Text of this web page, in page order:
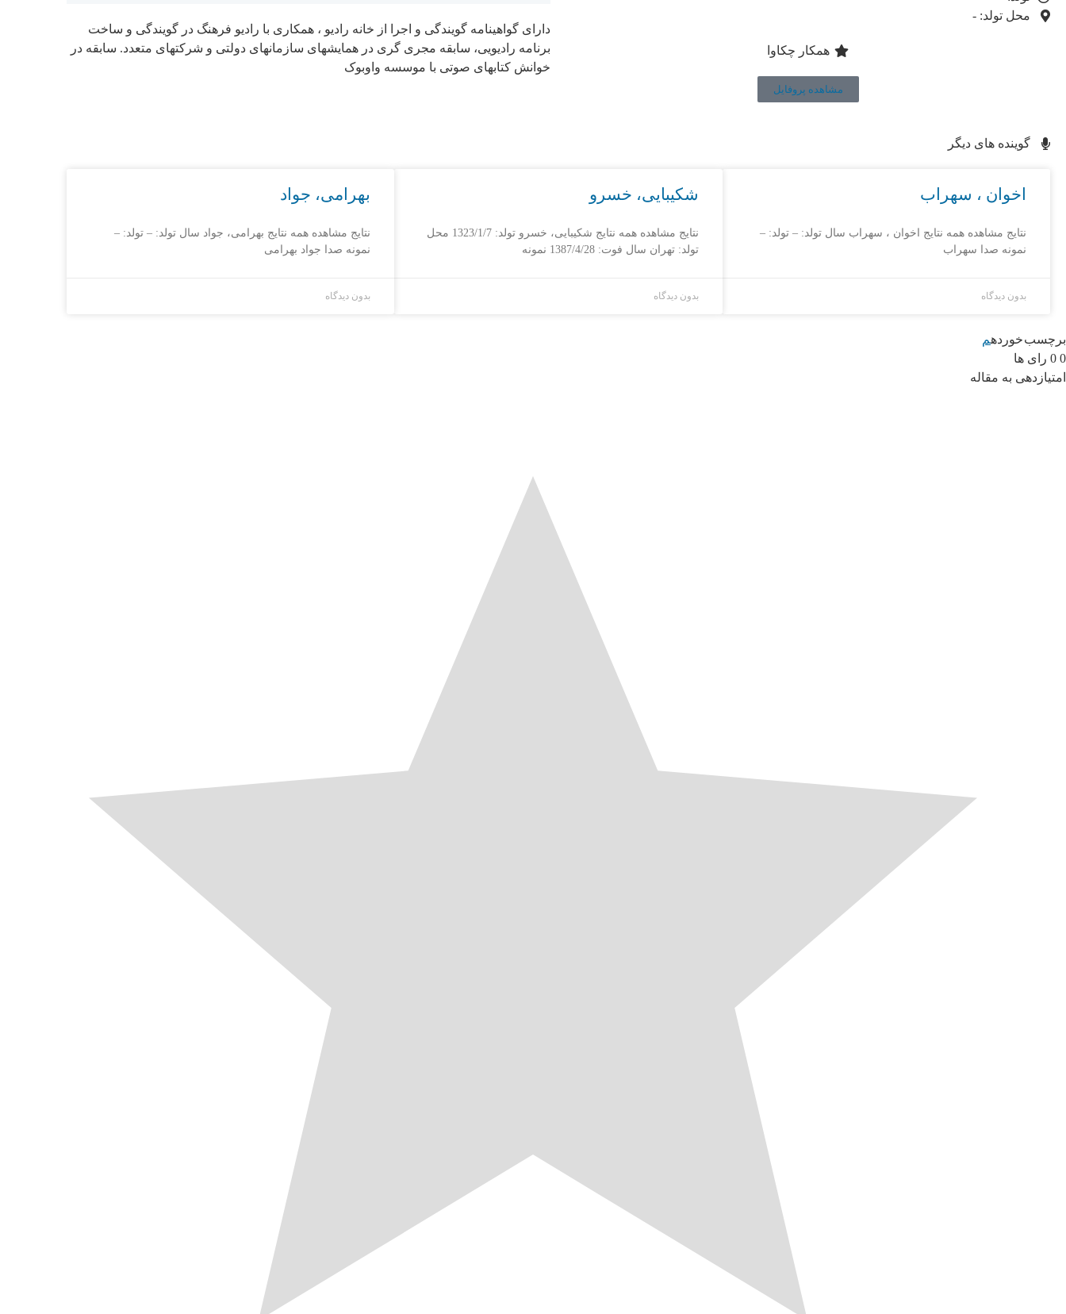
محل تولد: -
همکار چکاوا
مشاهده پروفایل
دارای گواهینامه گویندگی و اجرا از خانه رادیو ، همکاری با رادیو فرهنگ در گویندگی و ساخت
برنامه رادیویی، سابقه مجری گری در همایشهای سازمانهای دولتی و شرکتهای متعدد. سابقه در
خوانش کتابهای صوتی با موسسه واوبوک
گوینده های دیگر
اخوان ، سهراب
نتایج مشاهده همه نتایج اخوان ، سهراب سال تولد: – تولد: –
نمونه صدا سهراب
بدون دیدگاه
شکیبایی، خسرو
نتایج مشاهده همه نتایج شکیبایی، خسرو تولد: 1323/1/7 محل
تولد: تهران سال فوت: 1387/4/28 نمونه
بدون دیدگاه
بهرامی، جواد
نتایج مشاهده همه نتایج بهرامی، جواد سال تولد: – تولد: –
نمونه صدا جواد بهرامی
بدون دیدگاه
برچسب خوردهم
0
0 رای ها
امتیازدهی به مقاله